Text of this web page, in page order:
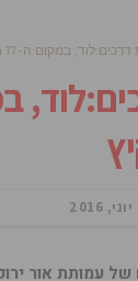
במקום ה-17 בין הערים המסוכנות לילדים בחודשי הקיץ